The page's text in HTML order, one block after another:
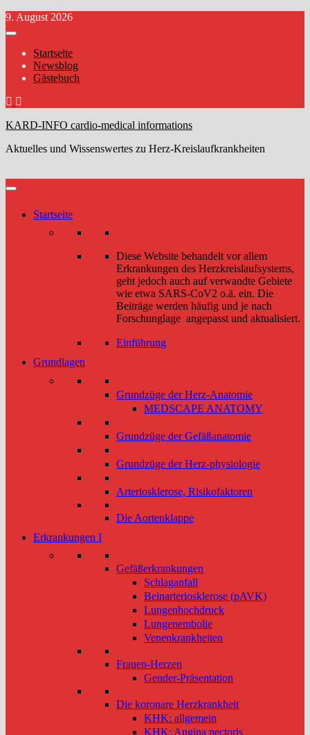
Zum
Inhalt
9. August 2026
Startseite
Newsblog
Gästebuch
KARD-INFO cardio-medical informations
Aktuelles und Wissenswertes zu Herz-Kreislaufkrankheiten
Startseite
Diese Website behandelt vor allem
Erkrankungen des Herzkreislaufsystems,
geht jedoch auch auf verwandte Gebiete
wie etwa SARS-CoV2 o.ä. ein. Die
Beiträge werden häufig und je nach
Forschunglage angepasst und aktualisiert.
Einführung
Grundlagen
Grundzüge der Herz-Anatomie
MEDSCAPE ANATOMY
Grundzüge der Gefäßanatomie
Grundzüge der Herz-physiologie
Arteriosklerose, Risikofaktoren
Die Aortenklappe
Erkrankungen I
Gefäßerkrankungen
Schlaganfall
Beinarteriosklerose (pAVK)
Lungenhochdruck
Lungenembolie
Venenkrankheiten
Frauen-Herzen
Gender-Präsentation
Die koronare Herzkrankheit
KHK: allgemein
KHK: Angina pectoris